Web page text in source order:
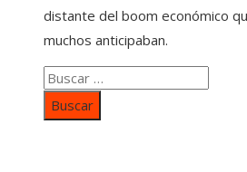
distante del boom económico
muchos anticipaban.
Buscar: